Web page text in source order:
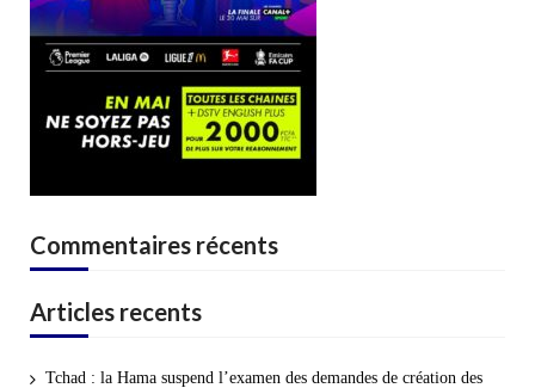
Commentaires récents
Articles recents
Tchad : la Hama suspend l’examen des demandes de création des